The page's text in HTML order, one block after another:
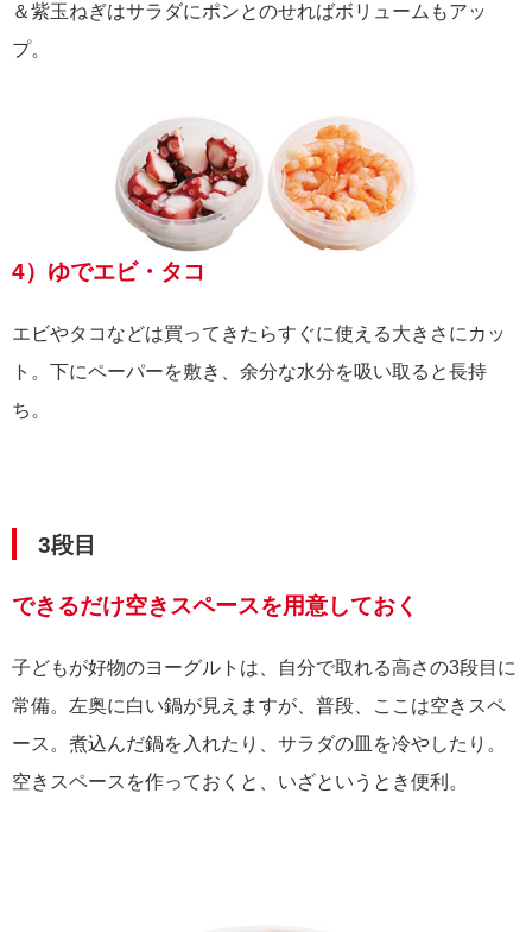
＆紫玉ねぎはサラダにポンとのせればボリュームもアッ
プ。
4）ゆでエビ・タコ
エビやタコなどは買ってきたらすぐに使える大きさにカッ
ト。下にペーパーを敷き、余分な水分を吸い取ると長持
ち。
3段目
できるだけ空きスペースを用意しておく
子どもが好物のヨーグルトは、自分で取れる高さの3段目に
常備。左奥に白い鍋が見えますが、普段、ここは空きスペ
ース。煮込んだ鍋を入れたり、サラダの皿を冷やしたり。
空きスペースを作っておくと、いざというとき便利。